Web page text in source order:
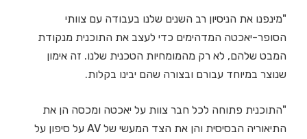
"מינפנו את הניסיון רב השנים שלנו בעבודה עם צוותי
הסופר-יאכטה המדהימים כדי לעצב את התוכנית מנקודת
המבט שלהם, לא רק מהמומחיות הטכנית שלנו. זה אימון
שנוצר במיוחד עבורם ובצורה שהם יבינו בקלות.
"התוכנית פתוחה לכל חבר צוות על יאכטה ומכסה הן את
התיאוריה הבסיסית והן את הצד המעשי של AV על סיפון על